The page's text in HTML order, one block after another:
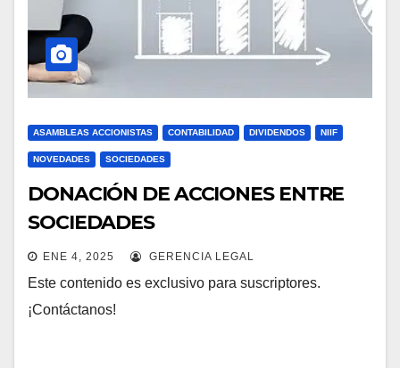
ASAMBLEAS ACCIONISTAS CONTABILIDAD DIVIDENDOS NIIF
NOVEDADES SOCIEDADES
DONACIÓN DE ACCIONES ENTRE
SOCIEDADES
ENE 4, 2025 GERENCIA LEGAL
Este contenido es exclusivo para suscriptores.
¡Contáctanos!